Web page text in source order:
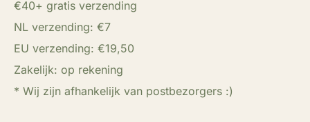
€40+ gratis verzending
NL verzending: €7
EU verzending: €19,50
Zakelijk: op rekening
* Wij zijn afhankelijk van postbezorgers :)